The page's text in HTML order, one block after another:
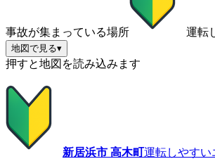
事故が集まっている場所 運転
地図で見る▾
押すと地図を読み込みます
新居浜市 高木町運転しやすい